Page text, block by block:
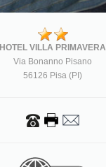
HOTEL VILLA PRIMAVERA
Via Bonanno Pisano
56126 Pisa (PI)